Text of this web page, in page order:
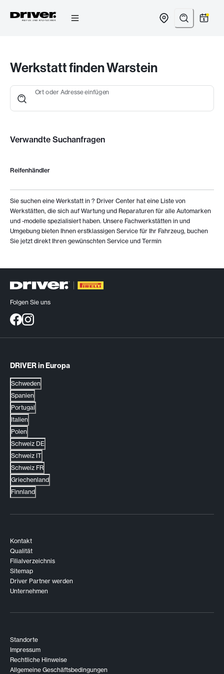
springen
Werkstatt finden Warstein
Ort oder Adresse einfügen
Verwandte Suchanfragen
Reifenhändler
Sie suchen eine Werkstatt in ? Driver Center hat eine Liste von
Werkstätten, die sich auf Wartung und Reparaturen für alle Automarken
und -modelle spezialisiert haben. Unsere Fachwerkstätten in und
Umgebung bieten Ihnen erstklassigen Service für Ihr Fahrzeug, buchen
Sie jetzt direkt Ihren gewünschten Service und Termin
Folgen Sie uns
DRIVER in Europa
Schweden
Spanien
Portugal
Italien
Polen
Schweiz DE
Schweiz IT
Schweiz FR
Griechenland
Finnland
Kontakt
Qualität
Filialverzeichnis
Sitemap
Driver Partner werden
Unternehmen
Standorte
Impressum
Rechtliche Hinweise
Allgemeine Geschäftsbedingungen